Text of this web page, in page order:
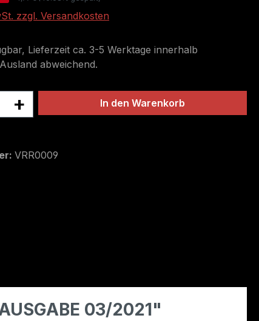
zzgl. Versandkosten
Lieferzeit ca. 3-5 Werktage innerhalb
abweichend.
Gib den gewünschten Wert
In den Warenkorb
VRR0009
03/2021"